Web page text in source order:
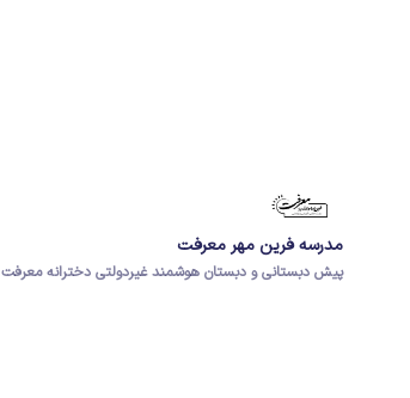
مدرسه فرین مهر معرفت
پیش دبستانی و دبستان هوشمند غیردولتی دخترانه معرفت